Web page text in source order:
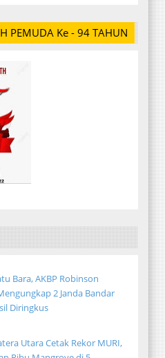
PEMUDA Ke - 94 TAHUN
Bara, AKBP Robinson
2 Janda Bandar
Diringkus
Utara Cetak Rekor MURI,